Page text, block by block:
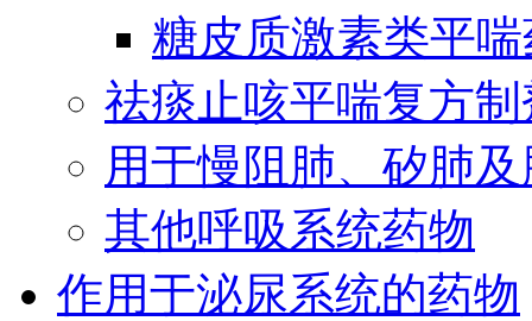
糖皮质激素类平
祛痰止咳平喘复方制
用于慢阻肺、矽肺
其他呼吸系统药物
作用于泌尿系统的药物